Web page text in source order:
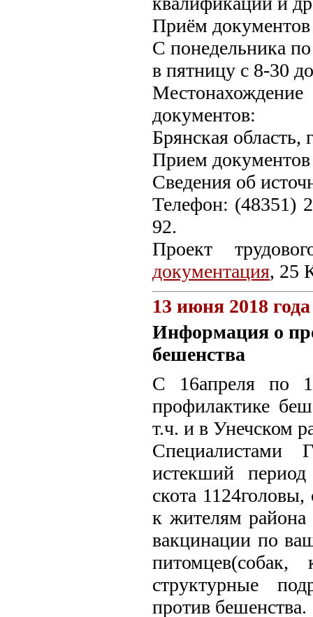
Приём документов
С понедельника
в пятницу с 8-30
документов:
Брянская
Прием документов
Сведения об
Телефон: (48351)
92.
Проект
документация, 25
13 июня 2018 года
Информация о
бешенства
С 16апреля по
профилактике
т.ч. и в Унечском
Специалистами
истекший
скота
к жителям района
вакцинации по
структурные
против бешенства.